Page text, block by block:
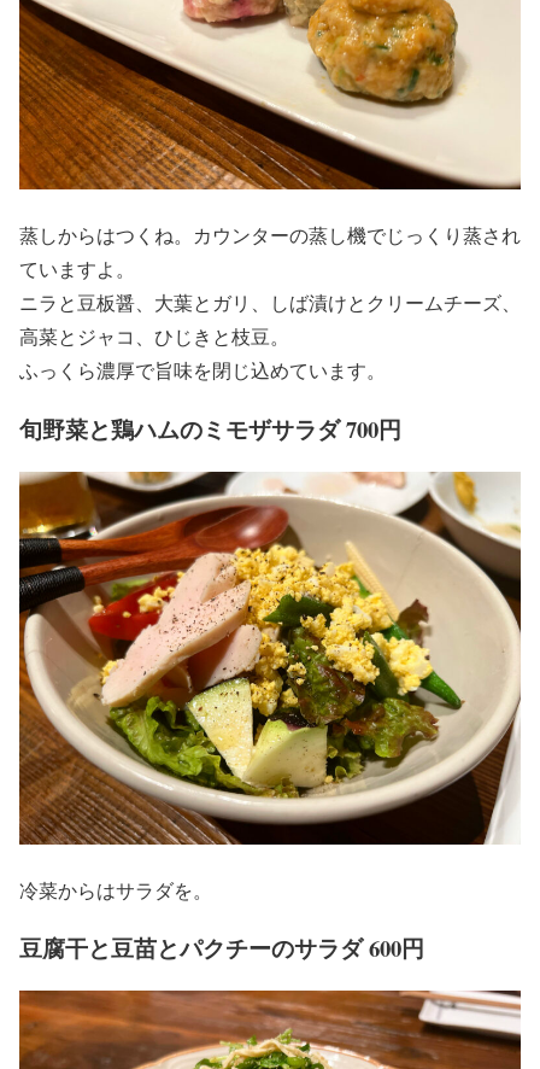
蒸しからはつくね。カウンターの蒸し機でじっくり蒸され
ていますよ。
ニラと豆板醤、大葉とガリ、しば漬けとクリームチーズ、
高菜とジャコ、ひじきと枝豆。
ふっくら濃厚で旨味を閉じ込めています。
旬野菜と鶏ハムのミモザサラダ 700円
冷菜からはサラダを。
豆腐干と豆苗とパクチーのサラダ 600円